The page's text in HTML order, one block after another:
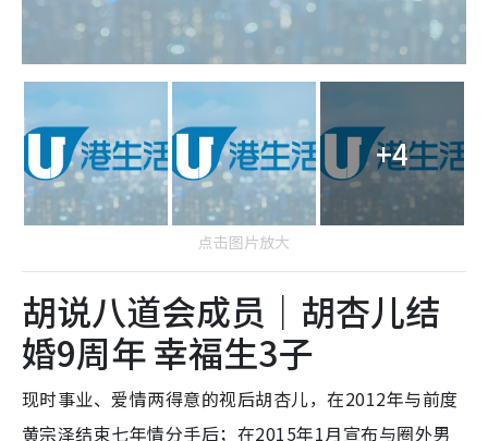
+4
点击图片放大
胡说八道会成员｜胡杏儿结
婚9周年 幸福生3子
现时事业、爱情两得意的视后胡杏儿，在2012年与前度
黄宗泽结束七年情分手后；在2015年1月宣布与圈外男